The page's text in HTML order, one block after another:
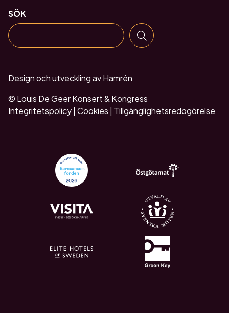
SÖK
Design och utveckling avHamrén
© Louis De Geer Konsert & Kongress
Integritetspolicy Cookies Tillgänglighetsredogörelse